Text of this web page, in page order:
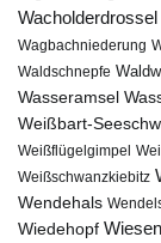
Wacholderdrossel
Wagbachniederung
Waldschnepfe
Wasseramsel
Weißbart-
Weißflügelgimpel
Weißschwanzkiebitz
Wendehals
Wiedehopf